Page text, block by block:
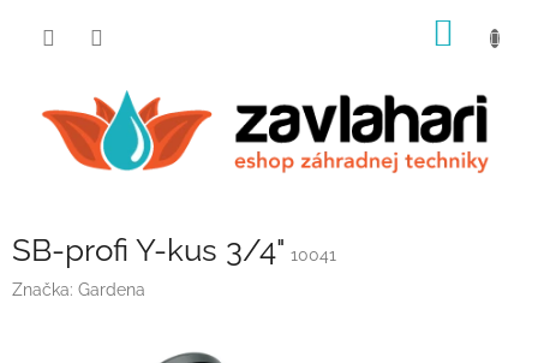
SB-profi Y-kus 3/4" 10041
Značka: Gardena